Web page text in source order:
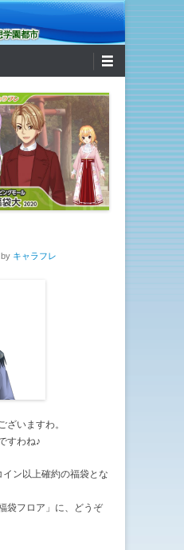
学園都市
by キャラフレ
ざいますわ。
すわね♪
ン以上確約の福袋とな
袋フロア」に、どうぞ